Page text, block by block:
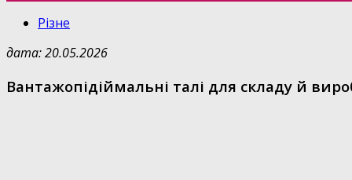
Різне
дата: 20.05.2026
Вантажопідіймальні талі для складу й